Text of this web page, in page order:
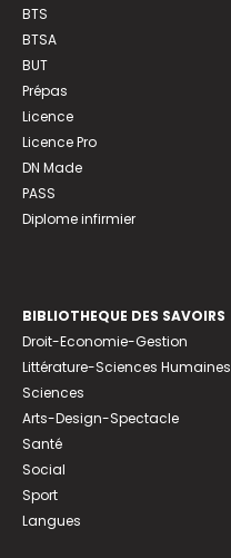
BTS
BTSA
BUT
Prépas
Licence
Licence Pro
DN Made
PASS
Diplome infirmier
BIBLIOTHEQUE DES SAVOIRS
Droit-Economie-Gestion
Littérature-Sciences Humaines
Sciences
Arts-Design-Spectacle
Santé
Social
Sport
Langues